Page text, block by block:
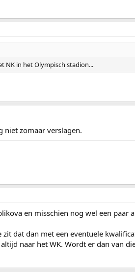
NK in het Olympisch stadion...
niet zomaar verslagen.
en misschien nog wel een paar
dat dan met een eventuele
naar het WK. Wordt er dan van